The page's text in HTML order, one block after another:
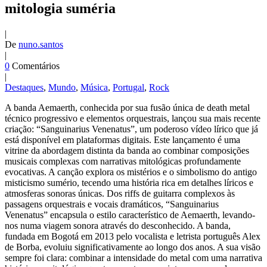
mitologia suméria
|
De nuno.santos
|
0 Comentários
|
Destaques, Mundo, Música, Portugal, Rock
A banda Aemaerth, conhecida por sua fusão única de death metal
técnico progressivo e elementos orquestrais, lançou sua mais recente
criação: “Sanguinarius Venenatus”, um poderoso vídeo lírico que já
está disponível em plataformas digitais. Este lançamento é uma
vitrine da abordagem distinta da banda ao combinar composições
musicais complexas com narrativas mitológicas profundamente
evocativas. A canção explora os mistérios e o simbolismo do antigo
misticismo sumério, tecendo uma história rica em detalhes líricos e
atmosferas sonoras únicas. Dos riffs de guitarra complexos às
passagens orquestrais e vocais dramáticos, “Sanguinarius
Venenatus” encapsula o estilo característico de Aemaerth, levando-
nos numa viagem sonora através do desconhecido. A banda,
fundada em Bogotá em 2013 pelo vocalista e letrista português Alex
de Borba, evoluiu significativamente ao longo dos anos. A sua visão
sempre foi clara: combinar a intensidade do metal com uma narrativa